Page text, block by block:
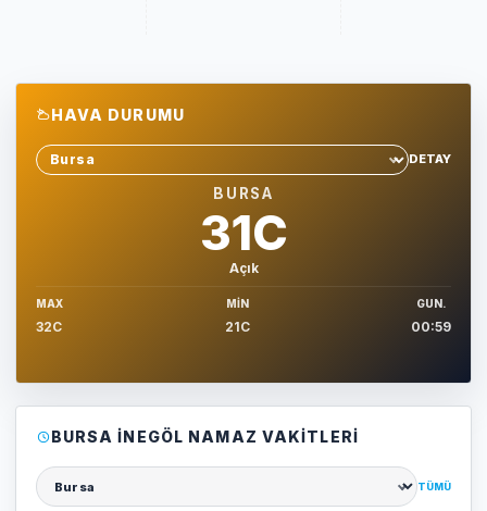
HAVA DURUMU
Sehir sec
DETAY
BURSA
31C
Açık
MAX
32C
MIN
21C
GUN.
00:59
BURSA İNEGÖL NAMAZ VAKITLERI
Şehir seçin
TÜMÜ